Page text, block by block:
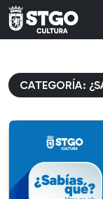
CATEGORÍA: